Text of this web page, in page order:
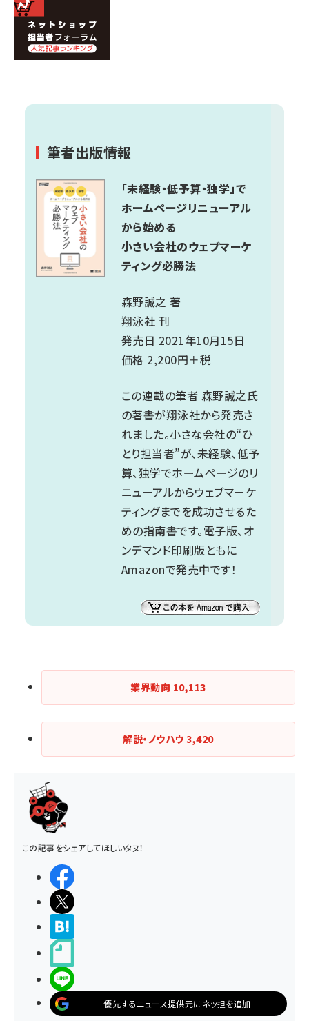
筆者出版情報
「未経験・低予算・独学」で
ホームページリニューアル
から始める
小さい会社のウェブマーケ
ティング必勝法
森野誠之 著
翔泳社 刊
発売日 2021年10月15日
価格 2,200円＋税
この連載の筆者 森野誠之氏
の著書が翔泳社から発売さ
れました。小さな会社の“ひ
とり担当者”が、未経験、低予
算、独学でホームページのリ
ニューアルからウェブマーケ
ティングまでを成功させるた
めの指南書です。電子版、オ
ンデマンド印刷版ともに
Amazonで発売中です！
業界動向 10,113
解説・ノウハウ3,420
この記事をシェアしてほしいタヌ！
優先するニュース提供元にネッ担を追加